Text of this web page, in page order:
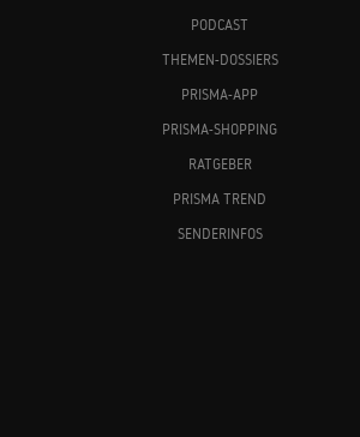
PODCAST
THEMEN-DOSSIERS
PRISMA-APP
PRISMA-SHOPPING
RATGEBER
PRISMA TREND
SENDERINFOS